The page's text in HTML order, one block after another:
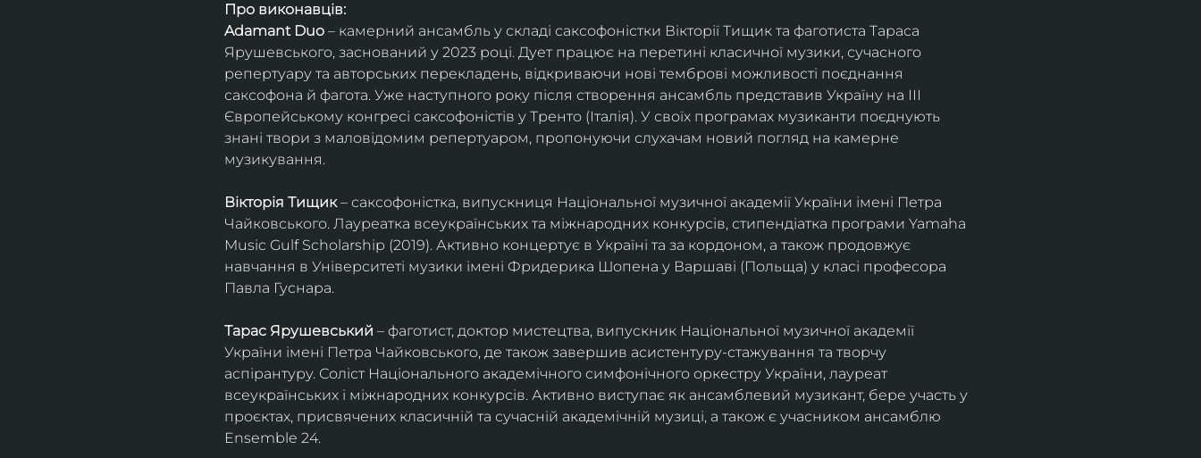
Про виконавців:
Adamant Duo – камерний ансамбль у складі саксофоністки Вікторії Тищик та фаготиста Тараса
Ярушевського, заснований у 2023 році. Дует працює на перетині класичної музики, сучасного
репертуару та авторських перекладень, відкриваючи нові темброві можливості поєднання
саксофона й фагота. Уже наступного року після створення ансамбль представив Україну на ІІІ
Європейському конгресі саксофоністів у Тренто (Італія). У своїх програмах музиканти поєднують
знані твори з маловідомим репертуаром, пропонуючи слухачам новий погляд на камерне
музикування.
Вікторія Тищик – саксофоністка, випускниця Національної музичної академії України імені Петра
Чайковського. Лауреатка всеукраїнських та міжнародних конкурсів, стипендіатка програми Yamaha
Music Gulf Scholarship (2019). Активно концертує в Україні та за кордоном, а також продовжує
навчання в Університеті музики імені Фридерика Шопена у Варшаві (Польща) у класі професора
Павла Гуснара.
Тарас Ярушевський – фаготист, доктор мистецтва, випускник Національної музичної академії
України імені Петра Чайковського, де також завершив асистентуру-стажування та творчу
аспірантуру. Соліст Національного академічного симфонічного оркестру України, лауреат
всеукраїнських і міжнародних конкурсів. Активно виступає як ансамблевий музикант, бере участь у
проєктах, присвячених класичній та сучасній академічній музиці, а також є учасником ансамблю
Ensemble 24.